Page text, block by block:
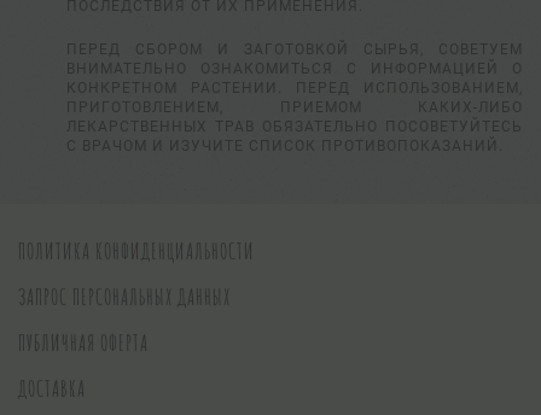
ПОСЛЕДСТВИЯ ОТ ИХ ПРИМЕНЕНИЯ.
ПЕРЕД СБОРОМ И ЗАГОТОВКОЙ СЫРЬЯ, СОВЕТУЕМ
ВНИМАТЕЛЬНО ОЗНАКОМИТЬСЯ С ИНФОРМАЦИЕЙ О
КОНКРЕТНОМ РАСТЕНИИ. ПЕРЕД ИСПОЛЬЗОВАНИЕМ,
ПРИГОТОВЛЕНИЕМ, ПРИЕМОМ КАКИХ-ЛИБО
ЛЕКАРСТВЕННЫХ ТРАВ ОБЯЗАТЕЛЬНО ПОСОВЕТУЙТЕСЬ
С ВРАЧОМ И ИЗУЧИТЕ СПИСОК ПРОТИВОПОКАЗАНИЙ.
ПОЛИТИКА КОНФИДЕНЦИАЛЬНОСТИ
ЗАПРОС ПЕРСОНАЛЬНЫХ ДАННЫХ
ПУБЛИЧНАЯ ОФЕРТА
ДОСТАВКА